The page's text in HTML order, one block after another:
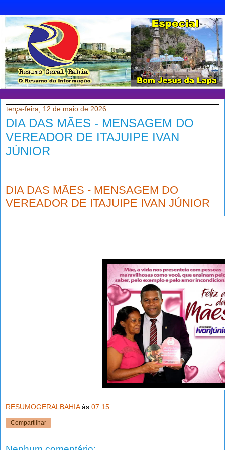
terça-feira, 12 de maio de 2026
DIA DAS MÃES - MENSAGEM DO
VEREADOR DE ITAJUIPE IVAN
JÚNIOR
DIA DAS MÃES - MENSAGEM DO
VEREADOR DE ITAJUIPE IVAN JÚNIOR
RESUMOGERALBAHIA às 07:15
Compartilhar